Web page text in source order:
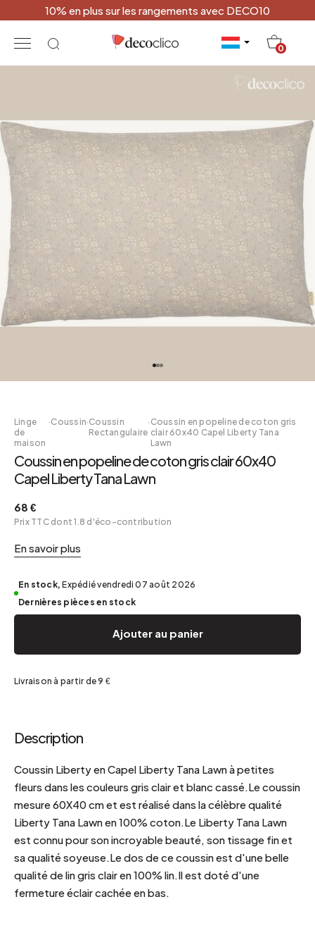
10% en plus sur les rangements avec DECO10
0
Linge
de
maison
·Coussin·Coussin
Rectangulaire
· Coussin en popeline de coton gris
clair 60x40 Capel Liberty Tana
Lawn
Coussin en popeline de coton gris clair 60x40
Capel Liberty Tana Lawn
68 €
Prix TTC dont 1.8 d'éco-contribution
En savoir plus
En stock, Expédié vendredi 07 août 2026
Dernières pièces en stock
Ajouter au panier
Livraison à partir de 9 €
Description
Coussin Liberty en Capel Liberty Tana Lawn à petites
fleurs dans les couleurs gris clair et blanc cassé.Le coussin
mesure 60X40 cm et est réalisé dans la célèbre qualité
Liberty Tana Lawn en 100% coton.Le Liberty Tana Lawn
est connu pour son incroyable beauté, son tissage fin et
sa qualité soyeuse.Le dos de ce coussin est d'une belle
qualité de lin gris clair en 100% lin.Il est doté d'une
fermeture éclair cachée en bas.